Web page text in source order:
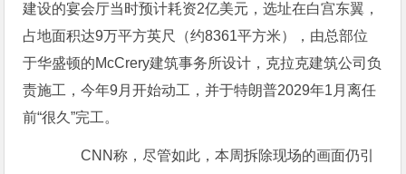
建设的宴会厅当时预计耗资2亿美元，选址在白宫东翼，
占地面积达9万平方英尺（约8361平方米），由总部位
于华盛顿的McCrery建筑事务所设计，克拉克建筑公司负
责施工，今年9月开始动工，并于特朗普2029年1月离任
前“很久”完工。
CNN称，尽管如此，本周拆除现场的画面仍引